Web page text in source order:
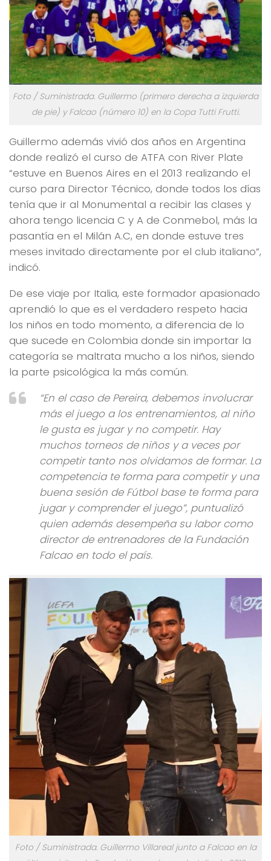
Foto / Suministrada. Guillermo (primero derecha a izquierda
de pie) y Falcao (número 10) en la Copa Tutti Frutti.
Guillermo además vivió dos años en Argentina
donde realizó el curso de ATFA con River Plate
“estuve en Buenos Aires en el 2013 realizando el
curso para Director Técnico, donde todos los días
tenía que ir al Monumental a recibir las clases y
ahora tengo licencia C y A de Conmebol, más la
pasantía en el Milán A.C, en donde estuve tres
meses invitado directamente por el club italiano”,
indicó.
De ese viaje por Italia, este formador apasionado
aprendió lo que es el verdadero respeto hacia
los niños en todo momento, a diferencia de lo
que sucede en Colombia donde sin importar la
categoría se maltrata mucho a los niños, siendo
la parte psicológica la más común.
“En el caso de Pereira, debemos involucrar
más el juego a los entrenamientos, al niño
le gusta es jugar y no competir. Hay
muchos torneos de niños y a veces por
competir tanto nos olvidamos de formar. La
competencia te forma para competir y una
buena sesión de Fútbol base te forma para
jugar y comprender el juego”, puntualizó
quien además desempeña su labor como
director de entrenadores de la Fundación
Falcao en todo el país.
Foto / Suministrada. Guillermo Villareal junto a Falcao en la